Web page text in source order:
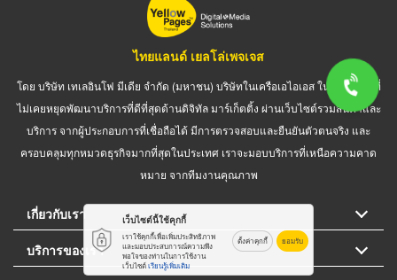
ไทยแลนด์ เยลโล่เพจเจส
โดย บริษัท เทเลอินโฟ มีเดีย จำกัด (มหาชน) บริษัทในเครือเอไอเอส ในฐานะผู้นำที่
ไม่เคยหยุดพัฒนาบริการที่ดีที่สุดด้านดิจิทัล มาร์เก็ตติ้ง ผ่านเว็บไซต์รวมสินค้าและ
บริการ จากผู้ประกอบการที่เชื่อถือได้ มีการตรวจสอบและยืนยันตัวตนจริง และ
ครอบคลุมทุกหมวดธุรกิจมากที่สุดในประเทศ เราจะมอบบริการที่เหนือความคาด
หมาย จากทีมงานคุณภาพ
เกี่ยวกับเรา
บริการของเรา
เว็บไซต์นี้ใช้คุกกี้
เราใช้คุกกี้เพื่อเพิ่มประสิทธิภาพ
และมอบประสบการณ์ความพึง
พอใจของท่านในการใช้งาน
เว็บไซต์เรียนรู้เพิ่มเติม
ตั้งค่าคุกกี้ ยอมรับ